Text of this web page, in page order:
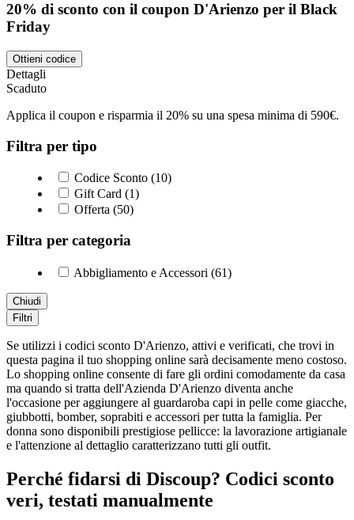
20% di sconto con il coupon D'Arienzo per il Black
Friday
Ottieni codice
Dettagli
Scaduto
Applica il coupon e risparmia il 20% su una spesa minima di 590€.
Filtra per tipo
Codice Sconto (10)
Gift Card (1)
Offerta (50)
Filtra per categoria
Abbigliamento e Accessori (61)
Chiudi
Filtri
Se utilizzi i codici sconto D'Arienzo, attivi e verificati, che trovi in
questa pagina il tuo shopping online sarà decisamente meno costoso.
Lo shopping online consente di fare gli ordini comodamente da casa
ma quando si tratta dell'Azienda D'Arienzo diventa anche
l'occasione per aggiungere al guardaroba capi in pelle come giacche,
giubbotti, bomber, soprabiti e accessori per tutta la famiglia. Per
donna sono disponibili prestigiose pellicce: la lavorazione artigianale
e l'attenzione al dettaglio caratterizzano tutti gli outfit.
Perché fidarsi di Discoup? Codici sconto
veri, testati manualmente